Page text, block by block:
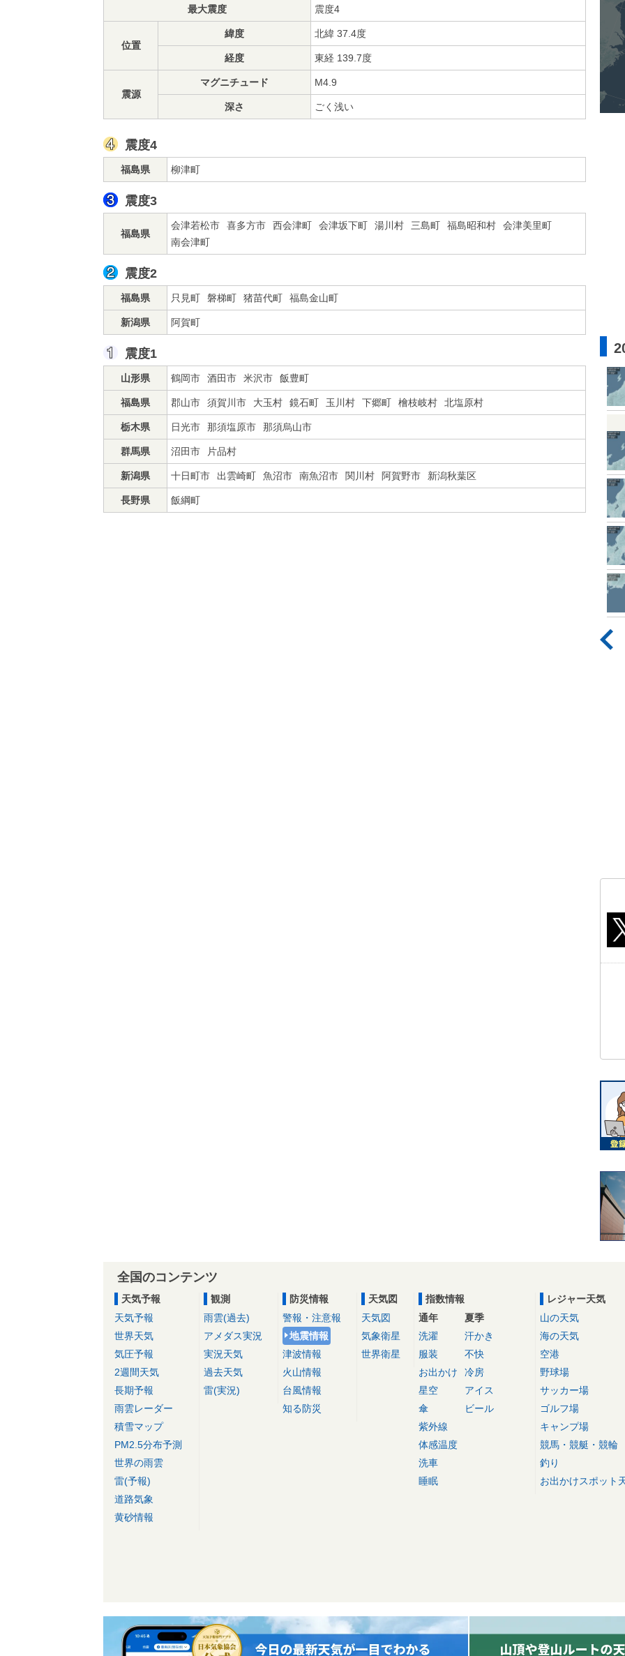
最大震度 震度4
位置
緯度 北緯 37.4度
経度 東経 139.7度
震源
マグニチュード M4.9
深さ ごく浅い
震度4
福島県 柳津町
震度3
福島県
会津若松市 喜多方市 西会津町 会津坂下町 湯川村 三島町 福島昭和村
会津美里町
南会津町
震度2
福島県 只見町 磐梯町 猪苗代町 福島金山町
新潟県 阿賀町
震度1
山形県 鶴岡市 酒田市 米沢市 飯豊町
福島県 郡山市 須賀川市 大玉村 鏡石町 玉川村 下郷町 檜枝岐村 北塩原村
栃木県 日光市 那須塩原市 那須烏山市
群馬県 沼田市 片品村
新潟県 十日町市 出雲崎町 魚沼市 南魚沼市 関川村 阿賀野市 新潟秋葉区
長野県 飯綱町
全国のコンテンツ
天気予報
天気予報
世界天気
気圧予報
2週間天気
長期予報
雨雲レーダー
積雪マップ
PM2.5分布予測
世界の雨雲
雷(予報)
道路気象
黄砂情報
観測
雨雲(過去)
アメダス実況
実況天気
過去天気
雷(実況)
防災情報
警報・注意報
地震情報
津波情報
火山情報
台風情報
知る防災
天気図
天気図
気象衛星
世界衛星
指数情報
通年
洗濯
服装
お出かけ
星空
傘
紫外線
体感温度
洗車
睡眠
夏季
汗かき
不快
冷房
アイス
ビール
レジャー天気
山の天気
海の天気
空港
野球場
サッカー場
ゴルフ場
キャンプ場
競馬・競艇・競輪
釣り
お出かけスポット